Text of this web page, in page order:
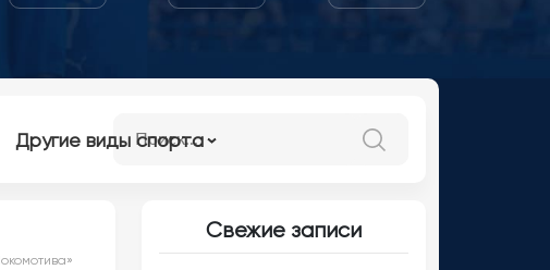
Другие виды спорта
Свежие записи